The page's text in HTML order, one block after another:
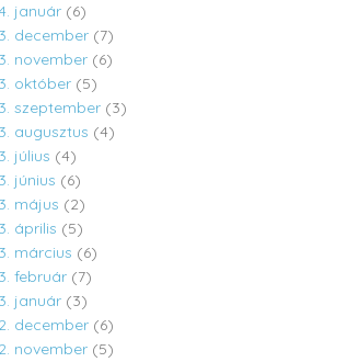
január(6)
december(7)
november(6)
október(5)
szeptember(3)
augusztus (4)
július (4)
június (6)
május (2)
április (5)
március (6)
február(7)
január(3)
december(6)
november(5)